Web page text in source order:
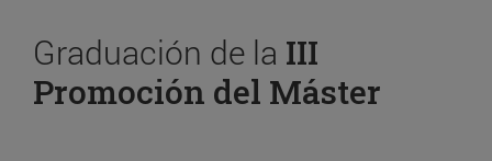
Graduación de la III
Promoción del Máster